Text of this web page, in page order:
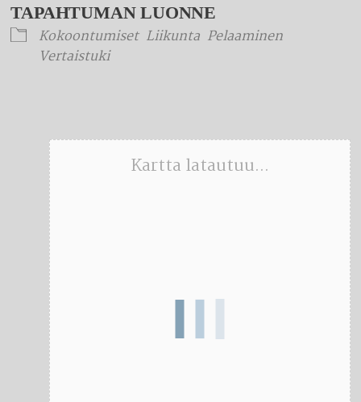
TAPAHTUMAN LUONNE
Kokoontumiset Liikunta Pelaaminen
Vertaistuki
Kartta latautuu...